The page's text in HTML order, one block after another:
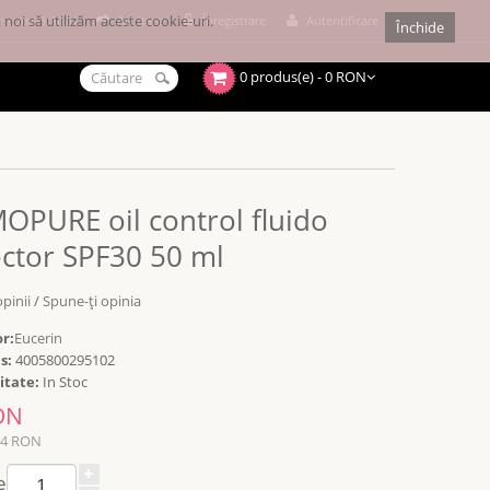
Înregistrare
cumpărături Achitare
0 produs(e) - 0 RON
oil control fluido
SPF30 50 ml
/Spune-ţi opinia
Eucerin
4005800295102
In Stoc
RON
Închide
să utilizăm aceste cookie-uri.